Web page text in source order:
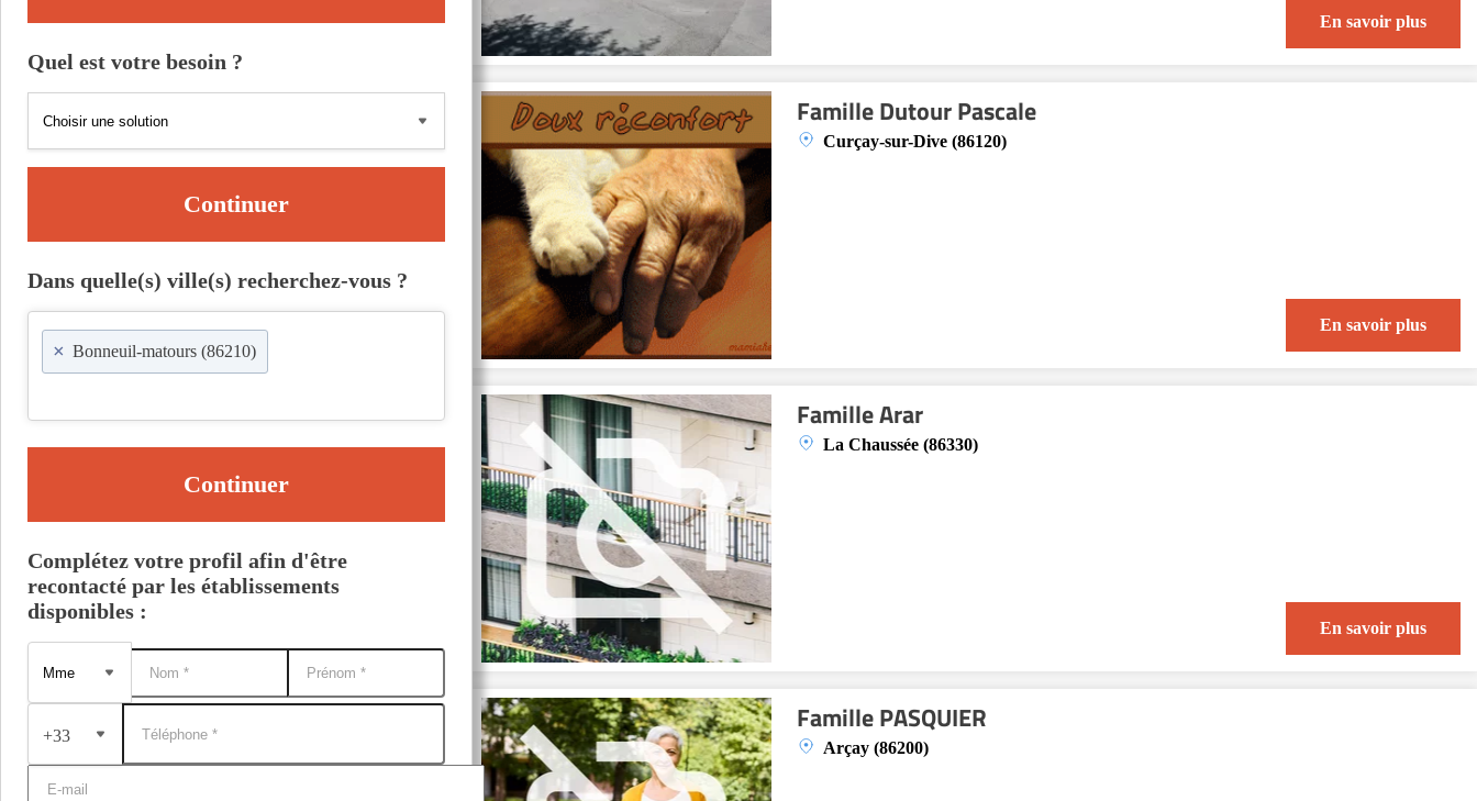
En savoir plus
Famille Dutour Pascale
Curçay-sur-Dive (86120)
En savoir plus
Famille Arar
La Chaussée (86330)
En savoir plus
Famille PASQUIER
Arçay (86200)
Quel est votre besoin ?
Continuer
Dans quelle(s) ville(s) recherchez-vous ?
× Bonneuil-matours (86210)
Continuer
Complétez votre profil afin d'être
recontacté par les établissements
disponibles :
+33